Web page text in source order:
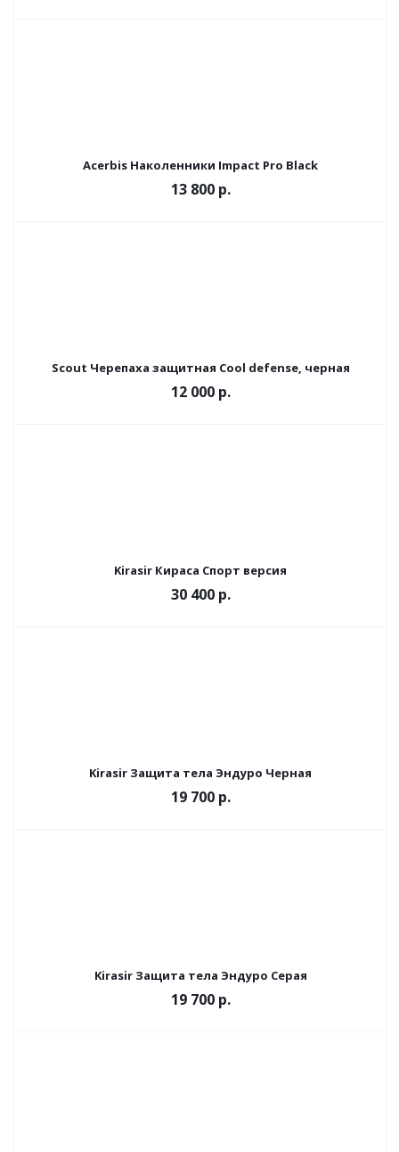
Acerbis Наколенники Impact Pro Black
13 800 р.
Scout Черепаха защитная Cool defense, черная
12 000 р.
Kirasir Кираса Спорт версия
30 400 р.
Kirasir Защита тела Эндуро Черная
19 700 р.
Kirasir Защита тела Эндуро Серая
19 700 р.